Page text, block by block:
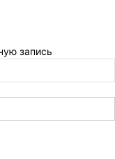
запись